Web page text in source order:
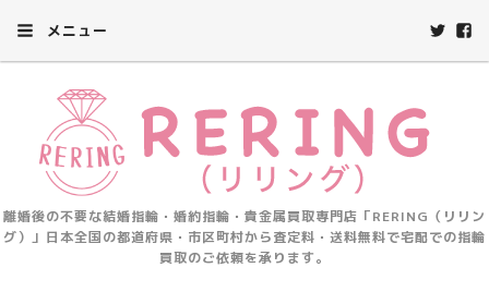
メニュー
離婚後の不要な結婚指輪・婚約指輪・貴金属買取専門店「RERING（リリン
グ）」日本全国の都道府県・市区町村から査定料・送料無料で宅配での指輪
買取のご依頼を承ります。